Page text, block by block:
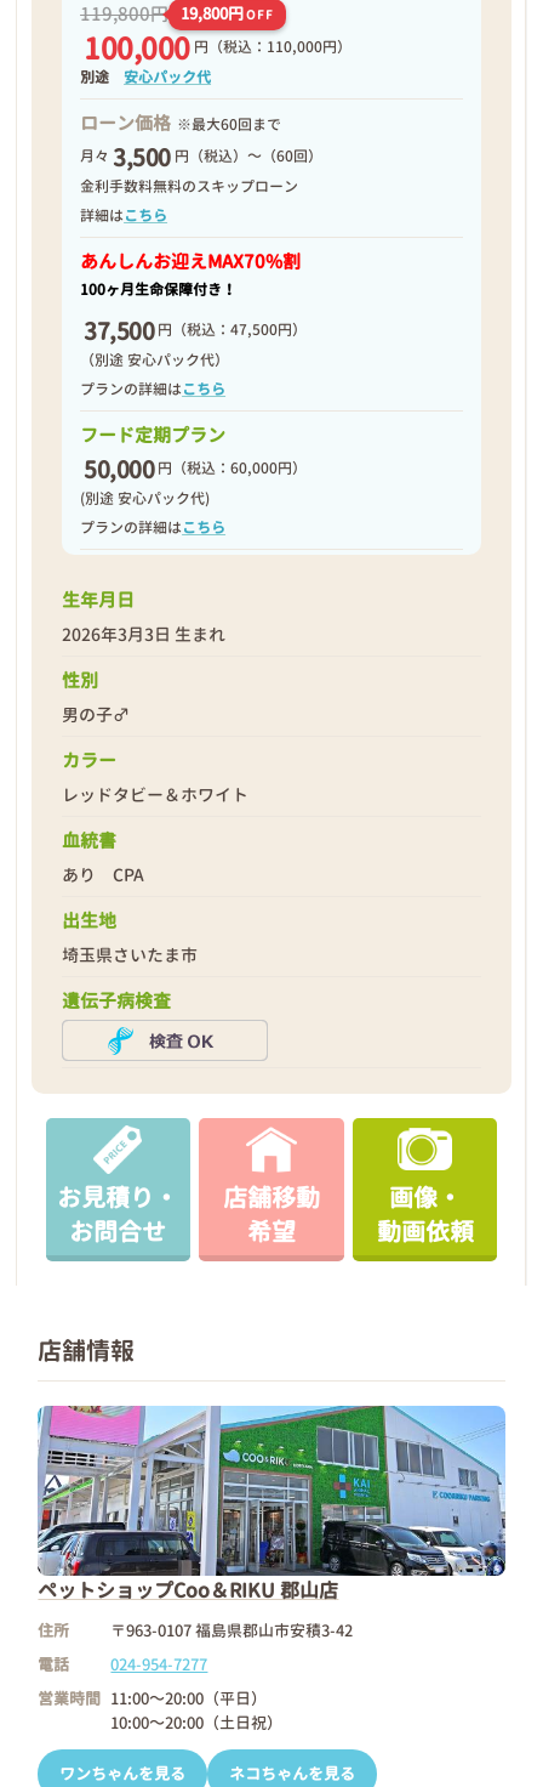
2026年03月14日
119,800円 19,800円OFF
100,000 円 （税込：110,000円）
別途安心パック代
ローン価格 ※最大60回まで
月々 3,500 円（税込）～（60回）
金利手数料無料のスキップローン
詳細はこちら
あんしんお迎えMAX70%割
100ヶ月生命保障付き！
37,500 円 （税込：47,500円）
（別途 安心パック代）
プランの詳細はこちら
フード定期プラン
50,000 円 （税込：60,000円）
(別途 安心パック代)
プランの詳細はこちら
生年月日
2026年3月3日 生まれ
性別
男の子♂
カラー
レッドタビー＆ホワイト
血統書
あり CPA
出生地
埼玉県さいたま市
遺伝子病検査
お見積り・
お問合せ
店舗移動
希望
画像・
動画依頼
店舗情報
ペットショップCoo＆RIKU 郡山店
住所
〒963-0107 福島県郡山市安積3-42
電話
024-954-7277
営業時間 11:00～20:00（平日）
10:00～20:00（土日祝）
ワンちゃんを見る ネコちゃんを見る